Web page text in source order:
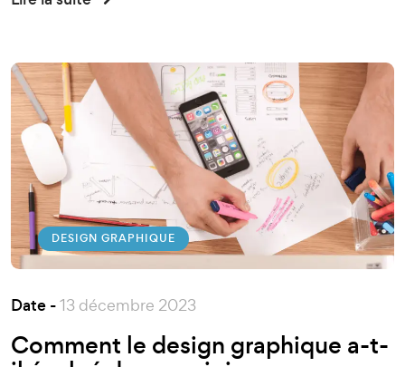
DESIGN GRAPHIQUE
Date -13 décembre 2023
Comment le design graphique a-t-